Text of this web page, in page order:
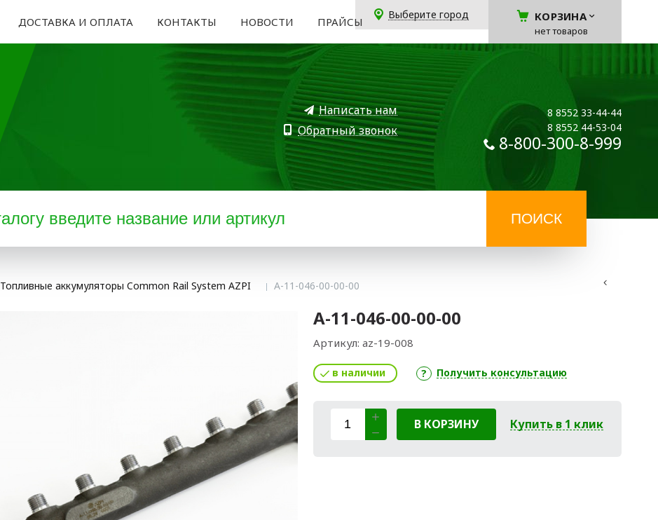
ДОСТАВКА И ОПЛАТА КОНТАКТЫ НОВОСТИ ПРАЙСЫ
Выберите город КОРЗИНА
нет товаров
Написать нам
Обратный звонок
8 8552 33-44-44
8 8552 44-53-04
8-800-300-8-999
Топливные аккумуляторы Common Rail System AZPI А-11-046-00-00-00
А-11-046-00-00-00
Артикул: az-19-008
в наличии Получить консультацию
В КОРЗИНУ Купить в 1 клик